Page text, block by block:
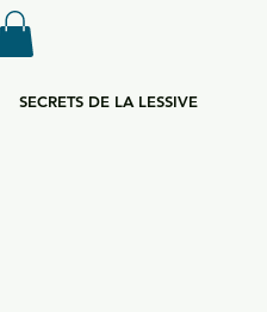
SECRETS DE LA LESSIVE